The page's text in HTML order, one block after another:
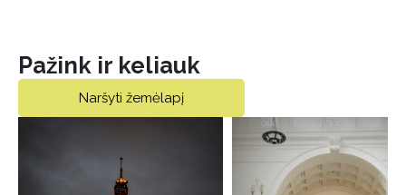
Pažink ir keliauk
Naršyti žemėlapį